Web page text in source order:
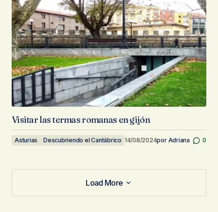
Visitar las termas romanas en gijón
Asturias Descubriendo el Cantábrico 14/08/2024por Adriana 0
Load More
Load More